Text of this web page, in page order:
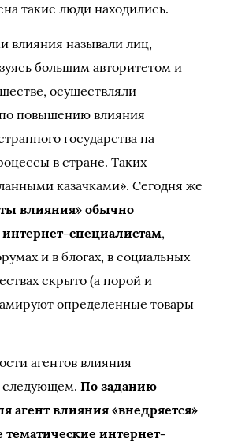
такие люди находились.
влияния называли лиц,
большим авторитетом и
осуществляли
повышению влияния
государства на
в стране. Таких
казачками». Сегодня же
влияния» обычно
специалистам,
и в блогах, в социальных
скрыто (а порой и
определенные товары
агентов влияния
следующем. По заданию
агент влияния «внедряется»
интернет-